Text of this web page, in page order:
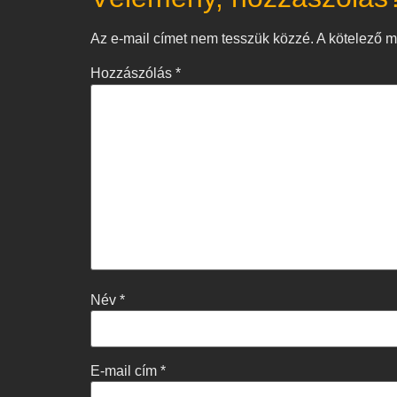
Az e-mail címet nem tesszük közzé. A kötelező
Hozzászólás *
Név *
E-mail cím *